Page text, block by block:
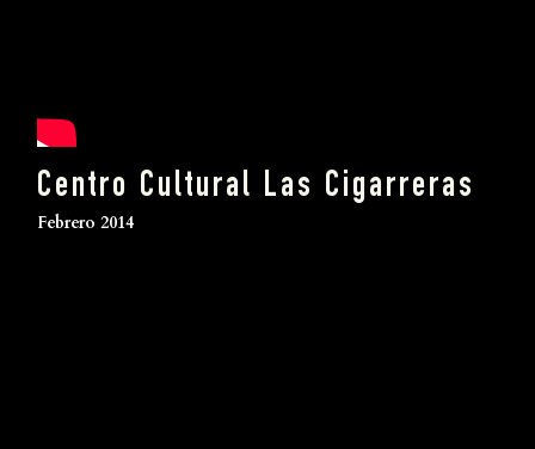
Centro Cultural Las Cigarreras
Febrero 2014